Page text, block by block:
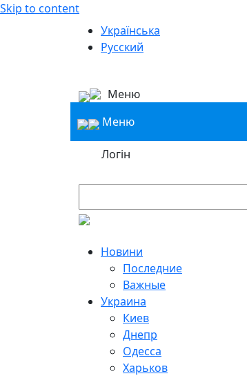
Skip to content
Українська
Русский
Меню
Меню
Логін
Новини
Последние
Важные
Украина
Киев
Днепр
Одесса
Харьков